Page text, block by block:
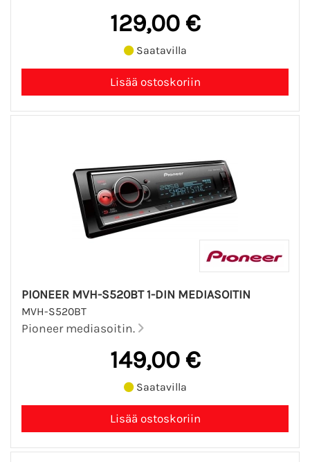
129,00 €
Saatavilla
PIONEER MVH-S520BT 1-DIN MEDIASOITIN
MVH-S520BT
Pioneer mediasoitin.
149,00 €
Saatavilla